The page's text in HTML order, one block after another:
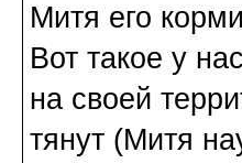
Митя его
Вот такое у
на своей
тянут (Митя